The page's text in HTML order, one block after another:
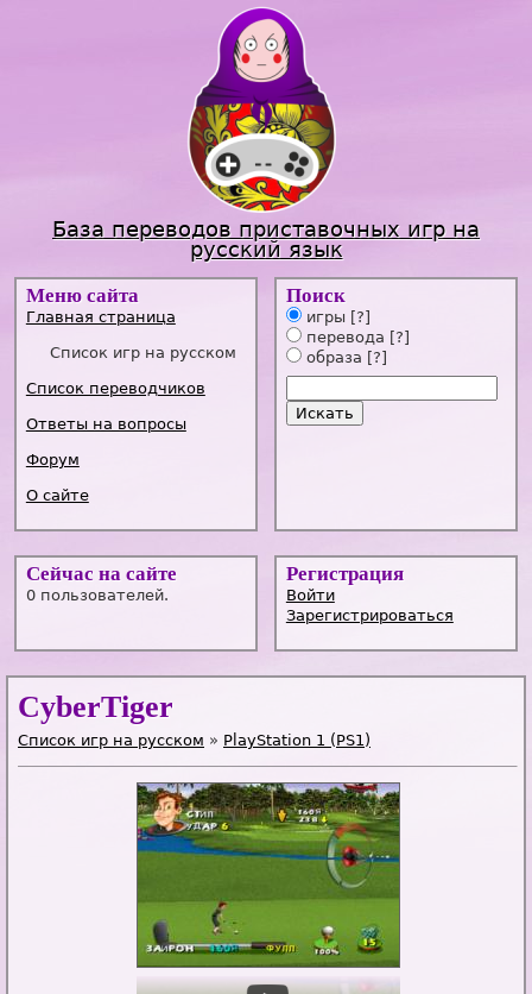
Jump to navigation
База переводов приставочных игр на
русский язык
Меню сайта
Главная страница
Список игр на русском
Список переводчиков
Ответы на вопросы
Форум
О сайте
Поиск
игры [?]
перевода [?]
образа [?]
Сейчас на сайте
0 пользователей.
Регистрация
Войти
Зарегистрироваться
CyberTiger
Список игр на русском » PlayStation 1 (PS1)